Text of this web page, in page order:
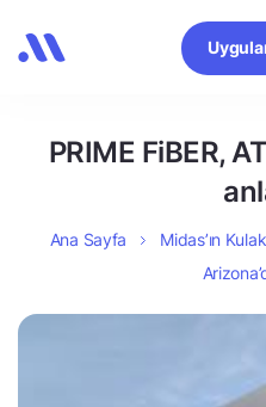
PRIME FiBER,
Ana Sayfa Midas’ın